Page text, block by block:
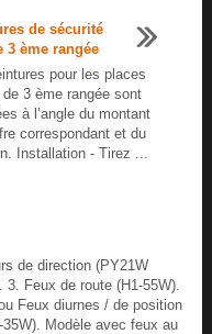
de sécurité
3 ème rangée
pour les places
de 3 ème rangée sont
à l’angle du montant
correspondant et du
Installation - Tirez ...
de direction (PY21W
Feux de route (H1-55W).
Feux diurnes / de position
Modèle avec feux au